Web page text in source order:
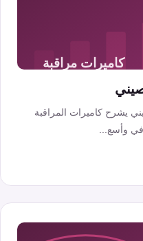
يشرح كاميرات المراقبة
وأسع...